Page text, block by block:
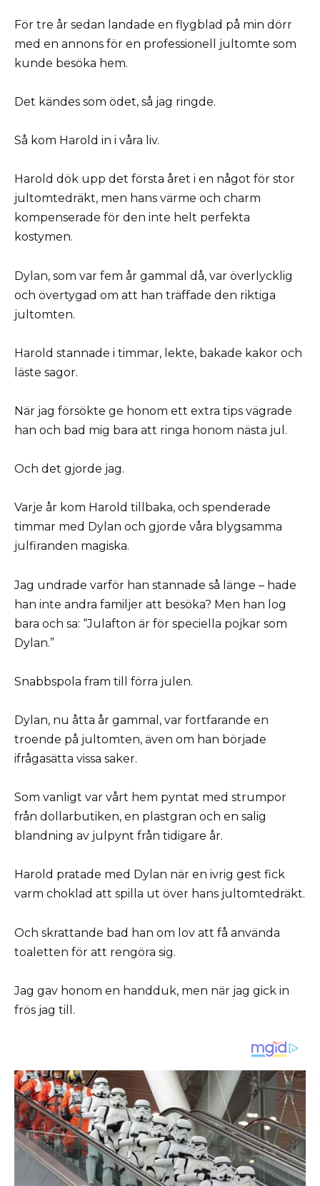
För tre år sedan landade en flygblad på min dörr
med en annons för en professionell jultomte som
kunde besöka hem.
Det kändes som ödet, så jag ringde.
Så kom Harold in i våra liv.
Harold dök upp det första året i en något för stor
jultomtedräkt, men hans värme och charm
kompenserade för den inte helt perfekta
kostymen.
Dylan, som var fem år gammal då, var överlycklig
och övertygad om att han träffade den riktiga
jultomten.
Harold stannade i timmar, lekte, bakade kakor och
läste sagor.
När jag försökte ge honom ett extra tips vägrade
han och bad mig bara att ringa honom nästa jul.
Och det gjorde jag.
Varje år kom Harold tillbaka, och spenderade
timmar med Dylan och gjorde våra blygsamma
julfiranden magiska.
Jag undrade varför han stannade så länge – hade
han inte andra familjer att besöka? Men han log
bara och sa: “Julafton är för speciella pojkar som
Dylan.”
Snabbspola fram till förra julen.
Dylan, nu åtta år gammal, var fortfarande en
troende på jultomten, även om han började
ifrågasätta vissa saker.
Som vanligt var vårt hem pyntat med strumpor
från dollarbutiken, en plastgran och en salig
blandning av julpynt från tidigare år.
Harold pratade med Dylan när en ivrig gest fick
varm choklad att spilla ut över hans jultomtedräkt.
Och skrattande bad han om lov att få använda
toaletten för att rengöra sig.
Jag gav honom en handduk, men när jag gick in
frös jag till.